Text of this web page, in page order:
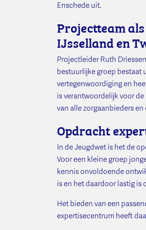
Enschede uit.
Projectteam
IJsselland en
Projectleider Ruth
bestuurlijke groep bestaat
vertegenwoordiging en
is verantwoordelijk voor
van alle zorgaanbieders
Opdracht
In de Jeugdwet is het de
Voor een kleine groep
kennis onvoldoende
is en het daardoor lastig is
Het bieden van een
expertisecentrum heeft